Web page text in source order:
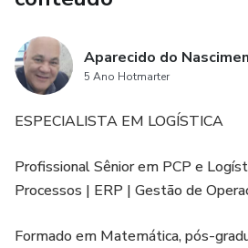
Aparecido do
5 Ano Hotmarter
ESPECIALISTA EM LOGÍSTICA
Profissional Sênior em PCP e
Processos | ERP | Gestão de
Formado em Matemática, pós-